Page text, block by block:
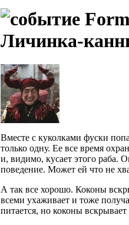
Личинка-
Вместе с куколками фуски
только одну. Ее все время
и, видимо, кусает этого раба.
поведение. Может ей что не
А так все хорошо. Коконы
всеми ухаживает и тоже
питается, но коконы вскрывает